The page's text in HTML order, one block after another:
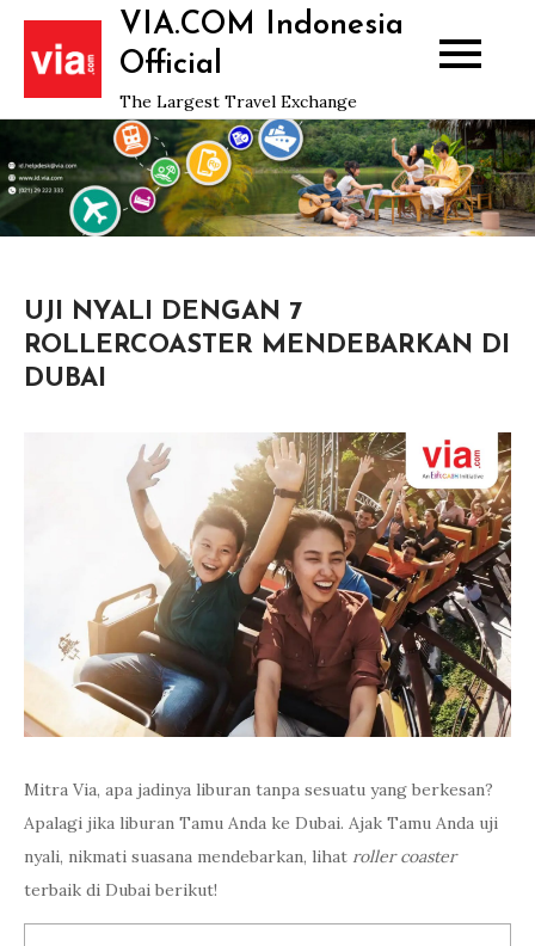
Skip
content
VIA.COM Indonesia
Official
The Largest Travel Exchange
UJI NYALI DENGAN 7
ROLLERCOASTER MENDEBARKAN DI
DUBAI
Mitra Via, apa jadinya liburan tanpa sesuatu yang berkesan?
Apalagi jika liburan Tamu Anda ke Dubai. Ajak Tamu Anda uji
nyali, nikmati suasana mendebarkan, lihat roller coaster
terbaik di Dubai berikut!